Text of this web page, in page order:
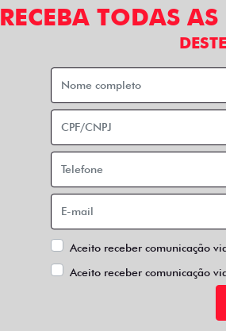
RECEBA TODAS
Aceito receber comunicação
Aceito receber comunicação